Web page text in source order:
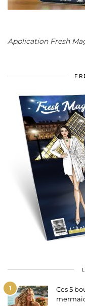
Application Fresh
1
Ces 5